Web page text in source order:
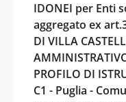
IDONEI per Enti
aggregato ex
DI VILLA
PROFILO DI
C1 - Puglia -